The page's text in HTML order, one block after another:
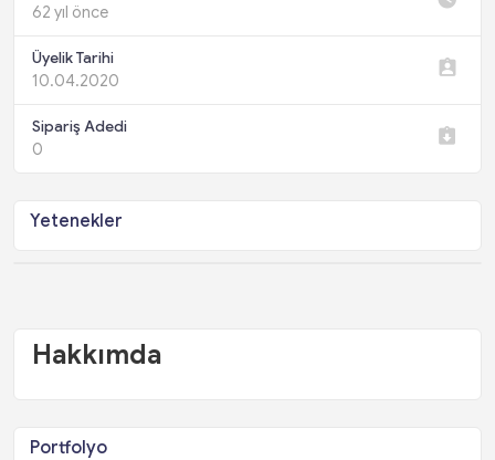
62 yıl önce
Üyelik Tarihi
10.04.2020
Sipariş Adedi
0
Yetenekler
Hakkımda
Portfolyo